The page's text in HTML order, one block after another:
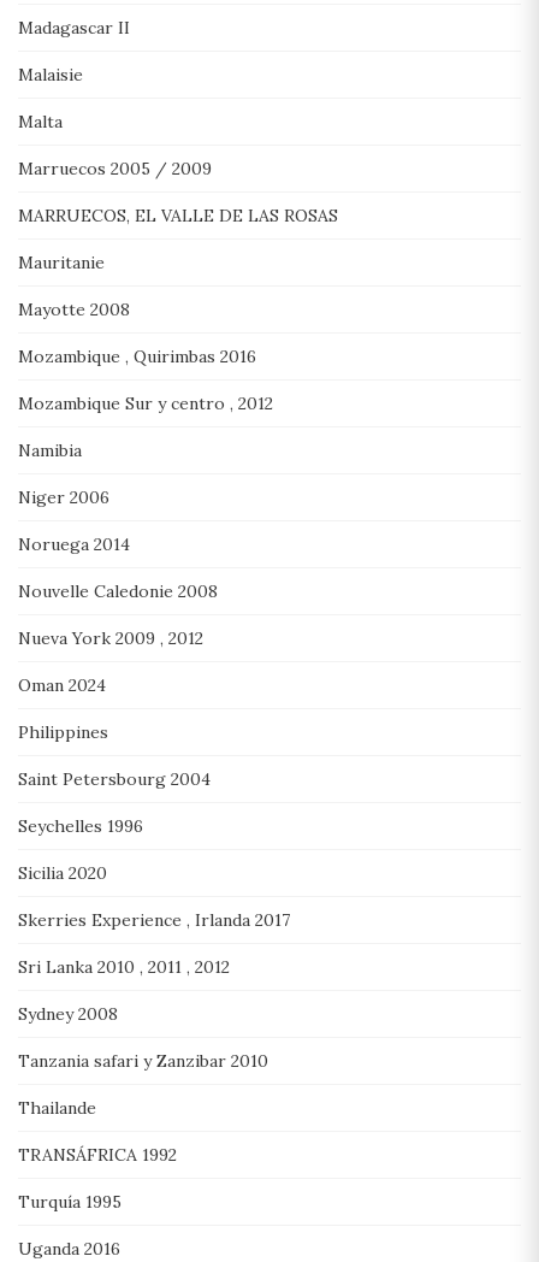
Madagascar II
Malaisie
Malta
Marruecos 2005 / 2009
MARRUECOS, EL VALLE DE LAS ROSAS
Mauritanie
Mayotte 2008
Mozambique , Quirimbas 2016
Mozambique Sur y centro , 2012
Namibia
Niger 2006
Noruega 2014
Nouvelle Caledonie 2008
Nueva York 2009 , 2012
Oman 2024
Philippines
Saint Petersbourg 2004
Seychelles 1996
Sicilia 2020
Skerries Experience , Irlanda 2017
Sri Lanka 2010 , 2011 , 2012
Sydney 2008
Tanzania safari y Zanzibar 2010
Thailande
TRANSÁFRICA 1992
Turquía 1995
Uganda 2016